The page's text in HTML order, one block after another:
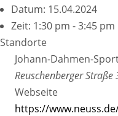
Datum: 15.04.2024
Zeit: 1:30 pm - 3:45 pm
Standorte
Johann-Dahmen-
Reuschenberger
Webseite
https://